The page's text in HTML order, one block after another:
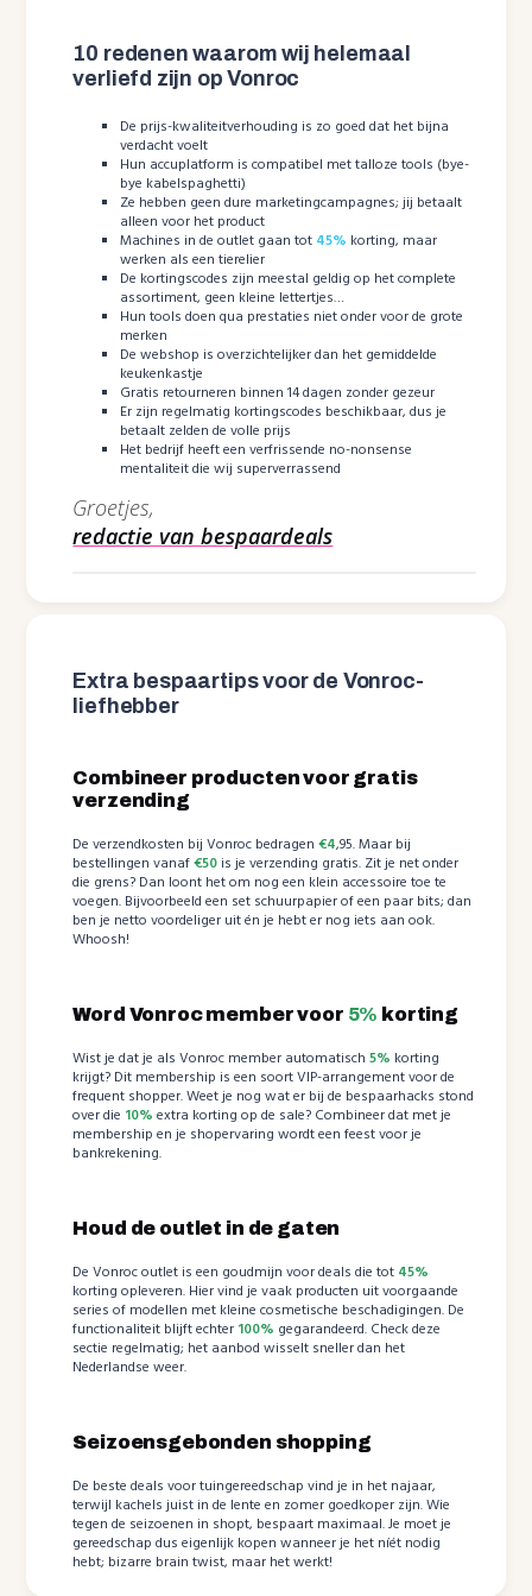
10 redenen waarom wij helemaal
verliefd zijn op Vonroc
De prijs-kwaliteitverhouding is zo goed dat het bijna
verdacht voelt
Hun accuplatform is compatibel met talloze tools (bye-
bye kabelspaghetti)
Ze hebben geen dure marketingcampagnes; jij betaalt
alleen voor het product
Machines in de outlet gaan tot 45% korting, maar
werken als een tierelier
De kortingscodes zijn meestal geldig op het complete
assortiment, geen kleine lettertjes…
Hun tools doen qua prestaties niet onder voor de grote
merken
De webshop is overzichtelijker dan het gemiddelde
keukenkastje
Gratis retourneren binnen 14 dagen zonder gezeur
Er zijn regelmatig kortingscodes beschikbaar, dus je
betaalt zelden de volle prijs
Het bedrijf heeft een verfrissende no-nonsense
mentaliteit die wij superverrassend
Groetjes,
redactie van bespaardeals
Extra bespaartips voor de Vonroc-
liefhebber
Combineer producten voor gratis
verzending
De verzendkosten bij Vonroc bedragen€4,95. Maar bij
bestellingen vanaf€50 is je verzending gratis. Zit je net onder
die grens? Dan loont het om nog een klein accessoire toe te
voegen. Bijvoorbeeld een set schuurpapier of een paar bits; dan
ben je netto voordeliger uit én je hebt er nog iets aan ook.
Whoosh!
Word Vonroc member voor 5% korting
Wist je dat je als Vonroc member automatisch5% korting
krijgt? Dit membership is een soort VIP-arrangement voor de
frequent shopper. Weet je nog wat er bij de bespaarhacks stond
over die 10% extra korting op de sale? Combineer dat met je
membership en je shopervaring wordt een feest voor je
bankrekening.
Houd de outlet in de gaten
De Vonroc outlet is een goudmijn voor deals die tot 45%
korting opleveren. Hier vind je vaak producten uit voorgaande
series of modellen met kleine cosmetische beschadigingen. De
functionaliteit blijft echter 100% gegarandeerd. Check deze
sectie regelmatig; het aanbod wisselt sneller dan het
Nederlandse weer.
Seizoensgebonden shopping
De beste deals voor tuingereedschap vind je in het najaar,
terwijl kachels juist in de lente en zomer goedkoper zijn. Wie
tegen de seizoenen in shopt, bespaart maximaal. Je moet je
gereedschap dus eigenlijk kopen wanneer je het níét nodig
hebt; bizarre brain twist, maar het werkt!